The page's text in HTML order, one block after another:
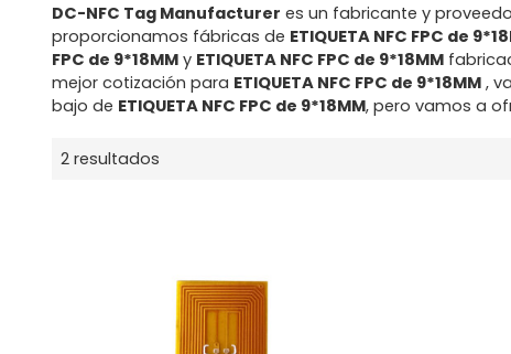
DC-NFC Tag Manufacturer es un fabricante y
proporcionamos fábricas de ETIQUETA NFC FPC de
FPC de 9*18MMy ETIQUETA NFC FPC de 9*18MM
mejor cotización para ETIQUETA NFC FPC de 9*18MM,
bajo de ETIQUETA NFC FPC de 9*18MM, pero vamos a
2 resultados